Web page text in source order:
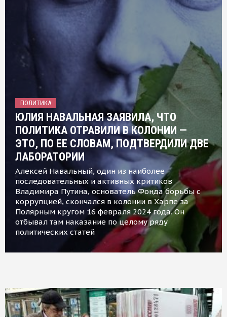
ПОЛИТИКА
ЮЛИЯ НАВАЛЬНАЯ ЗАЯВИЛА, ЧТО
ПОЛИТИКА ОТРАВИЛИ В КОЛОНИИ —
ЭТО, ПО ЕЕ СЛОВАМ, ПОДТВЕРДИЛИ ДВЕ
ЛАБОРАТОРИИ
Алексей Навальный, один из наиболее
последовательных и активных критиков
Владимира Путина, основатель Фонда борьбы с
коррупцией, скончался в колонии в Харпе за
Полярным кругом 16 февраля 2024 года. Он
отбывал там наказание по целому ряду
политических статей